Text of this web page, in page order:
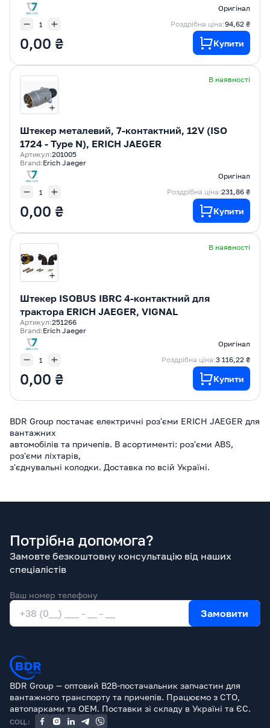
Оригінал
Роздрібна ціна:94,62 ₴
0,00 ₴ Купити
В наявності
Штекер металевий, 7-контактний, 12V (ISO
1724 - Type N), ERICH JAEGER
Артикул:201005
Brand:Erich Jaeger
Оригінал
Роздрібна ціна:231,86 ₴
0,00 ₴ Купити
В наявності
Штекер ISOBUS IBRC 4-контактний для
трактора ERICH JAEGER, VIGNAL
Артикул:251266
Brand:Erich Jaeger
Оригінал
Роздрібна ціна:3 116,22 ₴
0,00 ₴ Купити
BDR Group постачає електричні роз'єми ERICH JAEGER для
вантажних
автомобілів та причепів. В асортименті: роз'єми ABS,
роз'єми ліхтарів,
з'єднувальні колодки. Доставка по всій Україні.
Потрібна допомога?
Замовте безкоштовну консультацію від наших
спеціалістів
Ваш номер телефону
Замовити
BDR Group — оптовий B2B-постачальник запчастин для
вантажного транспорту та причепів. Працюємо з СТО,
автопарками та OEM. Поставки зі складу в Україні та ЄС.
СОЦ.: